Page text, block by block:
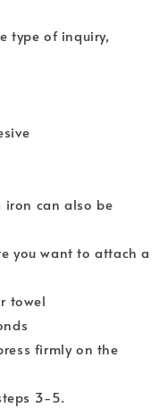
type of inquiry,
iron can also be
you want to attach a
towel
firmly on the
3-5.